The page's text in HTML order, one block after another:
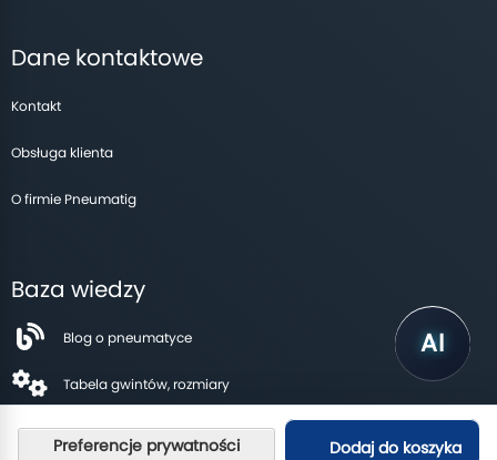
Dodaj do koszyka
Dane kontaktowe
Kontakt
Obsługa klienta
O firmie Pneumatig
Baza wiedzy
Blog o pneumatyce
Tabela gwintów, rozmiary